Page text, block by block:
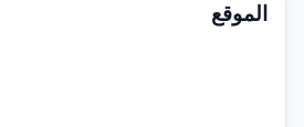
الموقع